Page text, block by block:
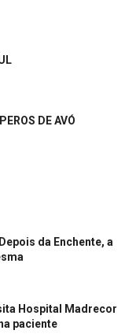
DE AVÓ
da Enchente, a
Hospital Madrecor
paciente